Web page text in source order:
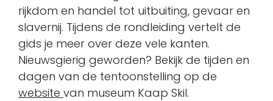
rijkdom en handel tot uitbuiting, gevaar en
slavernij. Tijdens de rondleiding vertelt de
gids je meer over deze vele kanten.
Nieuwsgierig geworden? Bekijk de tijden en
dagen van de tentoonstelling op de
website van museum Kaap Skil.